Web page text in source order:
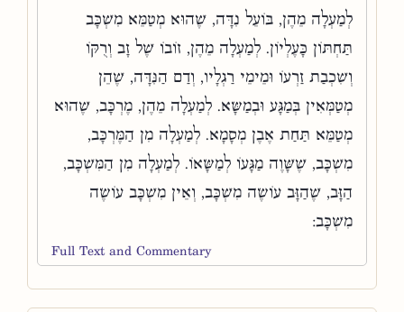
לְמַעְלָה מֵהֶן, בּוֹעֵל נִדָּה, שֶׁהוּא מְטַמֵּא מִשְׁכָּב
תַּחְתּוֹן כָּעֶלְיוֹן. לְמַעְלָה מֵהֶן, זוֹבוֹ שֶׁל זָב וְרֻקּוֹ
וְשִׁכְבַת זַרְעוֹ וּמֵימֵי רַגְלָיו, וְדַם הַנִּדָּה, שֶׁהֵן
מְטַמְּאִין בְּמַגָּע וּבְמַשָּׂא. לְמַעְלָה מֵהֶן, מֶרְכָּב, שֶׁהוּא
מְטַמֵּא תַּחַת אֶבֶן מְסָמָא. לְמַעְלָה מִן הַמֶּרְכָּב,
מִשְׁכָּב, שֶׁשָּׁוֶה מַגָּעוֹ לְמַשָּׂאוֹ. לְמַעְלָה מִן הַמִּשְׁכָּב,
הַזָּב, שֶׁהַזָּב עוֹשֶׂה מִשְׁכָּב, וְאֵין מִשְׁכָּב עוֹשֶׂה
מִשְׁכָּב:
Full Text and Commentary